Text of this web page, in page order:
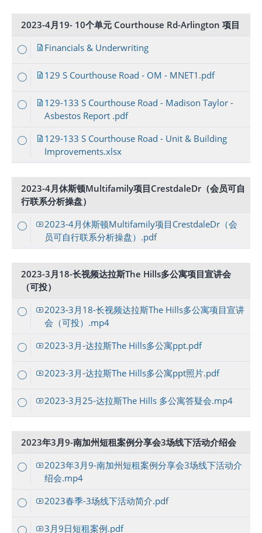
2023-4月19- 10个单元 Courthouse Rd-Arlington 项目
Financials & Underwriting
129 S Courthouse Road - OM - MNET1.pdf
129-133 S Courthouse Road - Madison Taylor -
Asbestos Report .pdf
129-133 S Courthouse Road - Unit & Building
Improvements.xlsx
2023-4月休斯顿Multifamily项目CrestdaleDr（会员可自
行联系分析操盘）
2023-4月休斯顿Multifamily项目CrestdaleDr（会
员可自行联系分析操盘）.pdf
2023-3月18-长视频达拉斯The Hills多公寓项目宣讲会
（可投）
2023-3月18-长视频达拉斯The Hills多公寓项目宣讲
会（可投）.mp4
2023-3月-达拉斯The Hills多公寓ppt.pdf
2023-3月-达拉斯The Hills多公寓ppt照片.pdf
2023-3月25-达拉斯The Hills 多公寓答疑会.mp4
2023年3月9-南加州短租案例分享会3场线下活动介绍会
2023年3月9-南加州短租案例分享会3场线下活动介
绍会.mp4
2023春季-3场线下活动简介.pdf
3月9日短租案例.pdf